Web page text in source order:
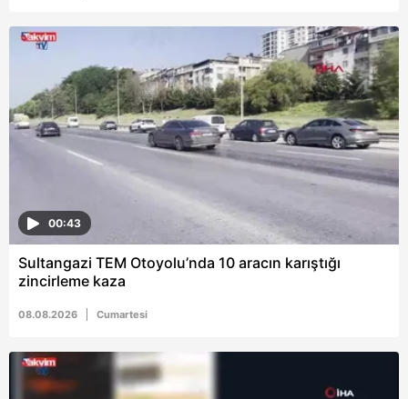
00:43
Sultangazi TEM Otoyolu’nda 10 aracın karıştığı
zincirleme kaza
08.08.2026 Cumartesi